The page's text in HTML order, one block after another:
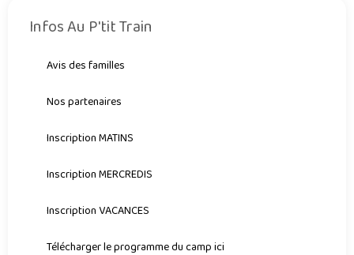
Infos Au P'tit Train
Avis des familles
Nos partenaires
Inscription MATINS
Inscription MERCREDIS
Inscription VACANCES
Télécharger le programme du camp ici